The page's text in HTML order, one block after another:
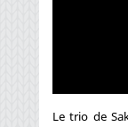
Le trio de